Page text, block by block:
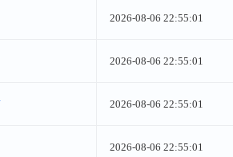
2026-08-06 22:55:01
2026-08-06 22:55:01
2026-08-06 22:55:01
2026-08-06 22:55:01